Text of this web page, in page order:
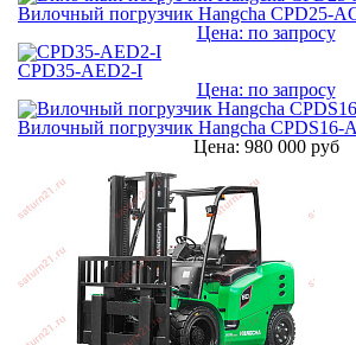
Вилочный погрузчик Hangcha CPD25-
Цена: по запросу
CPD35-AED2-I
Цена: по запросу
Вилочный погрузчик Hangcha CPDS16-
Цена: 980 000 руб